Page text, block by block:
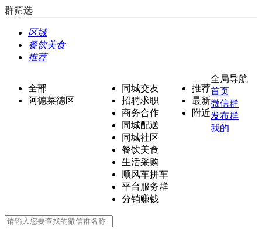
群筛选
区域
餐饮美食
推荐
全部
阿德菜德区
同城交友
招聘求职
商务合作
同城配送
同城社区
餐饮美食
生活采购
顺风车拼车
平台服务群
分销赚钱
推荐
最新
附近
全局导航
首页
微信群
发布群
我的